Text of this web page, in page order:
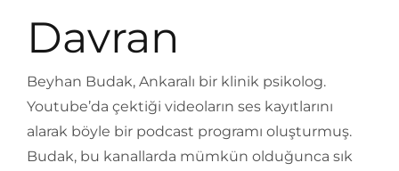
Davran
Beyhan Budak, Ankaralı bir klinik psikolog.
Youtube’da çektiği videoların ses kayıtlarını
alarak böyle bir podcast programı oluşturmuş.
Budak, bu kanallarda mümkün olduğunca sık